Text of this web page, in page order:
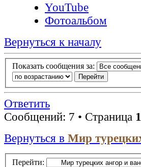
YouTube
Фотоальбом
Вернуться к началу
Показать сообщения за:
Ответить
Сообщений: 7 • Страница 1
Вернуться в Мир
Перейти: